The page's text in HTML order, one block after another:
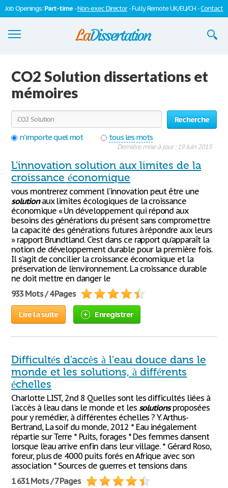
Job Openings:Part-time -Non-exec Director- Fully Remote UK/EU/CH -Contact
S'inscrire
Se connecter
Contactez-nous
CO2 Solution dissertations et
mémoires
Recherche
n'importe quel mot
tous les mots
Dernière mise à jour : 19 Juin 2015
L'innovation solution aux limites de la
croissance économique
vous montrerez comment l’innovation peut être une
solutionaux limites écologiques de la croissance
économique « Un développement qui répond aux
besoins des générations du présent sans compromettre
la capacité des générations futures à répondre aux leurs
» rapport Brundtland. C’est dans ce rapport qu’apparaît la
notion de développement durable pour la première fois.
Il s’agit de concilier la croissance économique et la
préservation de l’environnement. La croissance durable
ne doit mettre en danger le
933 Mots / 4 Pages
Lire la suite Enregistrer
Difficultés d'accès à l'eau douce dans le
monde et les solutions, à différents
échelles
Charlotte LIST, 2nd 8 Quelles sont les difficultés liées à
l'accès à l'eau dans le monde et les solutionsproposées
pour y remédier, à différentes échelles ? Y. Arthus-
Bertrand, La soif du monde, 2012 * Eau inégalement
répartie sur Terre * Puits, forages * Des femmes dansent
lorsque l’eau arrive enfin dans leur village. * Gérard Roso,
foreur, plus de 4000 puits forés en Afrique avec son
association * Sources de guerres et tensions dans
1 631 Mots / 7 Pages